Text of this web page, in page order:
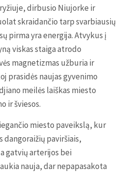
dirbusio Niujorke ir
skraidančio tarp svarbiausių
pirma yra energija. Atvykus į
viskas staiga atrodo
magnetizmas užburia ir
prasidės naujas gyvenimo
meilės laiškas miesto
ir šviesos.
miesto paveikslą, kur
dangoraižių paviršiais,
gatvių arterijos bei
nauja, dar nepapasakota